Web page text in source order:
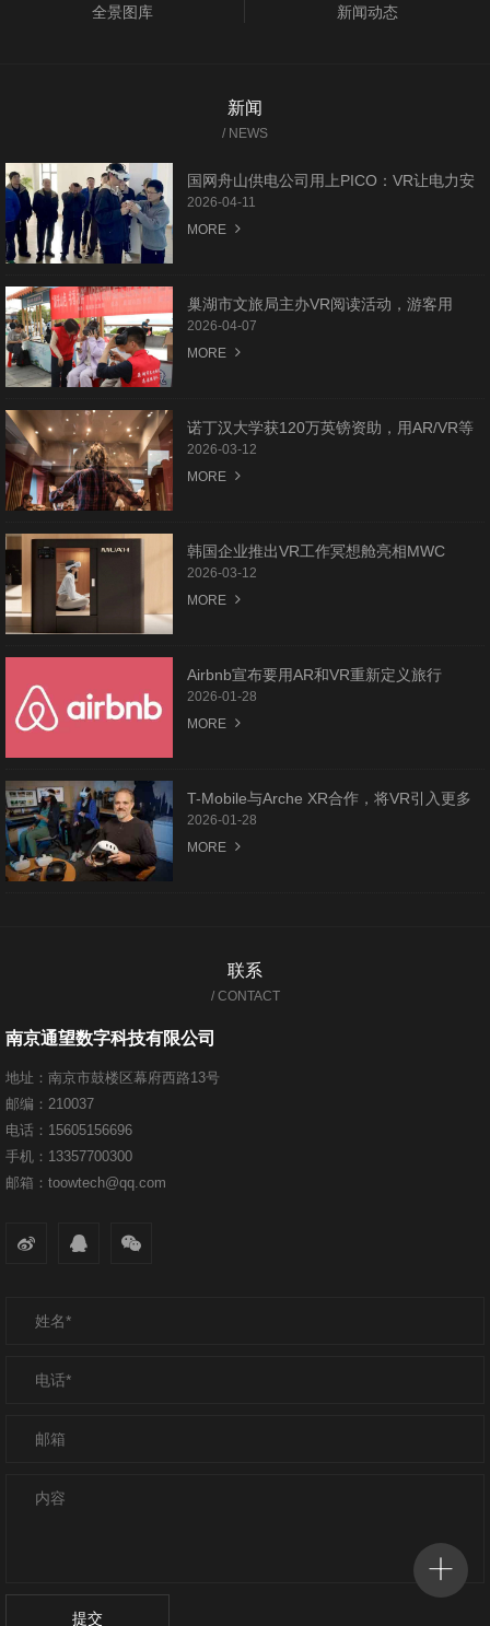
全景图库
新闻动态
新闻
/ NEWS
国网舟山供电公司用上PICO：VR让电力安
全培训更“真实”
2026-04-11
MORE
巢湖市文旅局主办VR阅读活动，游客用
PICO在姥山岛感受科技书香
2026-04-07
MORE
诺丁汉大学获120万英镑资助，用AR/VR等
技术驱动下一波音乐创新
2026-03-12
MORE
韩国企业推出VR工作冥想舱亮相MWC
2026 助力职场心理减压
2026-03-12
MORE
Airbnb宣布要用AR和VR重新定义旅行
2026-01-28
MORE
T-Mobile与Arche XR合作，将VR引入更多
美国学校和青少年场所
2026-01-28
MORE
联系
/ CONTACT
南京通望数字科技有限公司
地址：南京市鼓楼区幕府西路13号
邮编：210037
电话：15605156696
手机：13357700300
邮箱：toowtech@qq.com